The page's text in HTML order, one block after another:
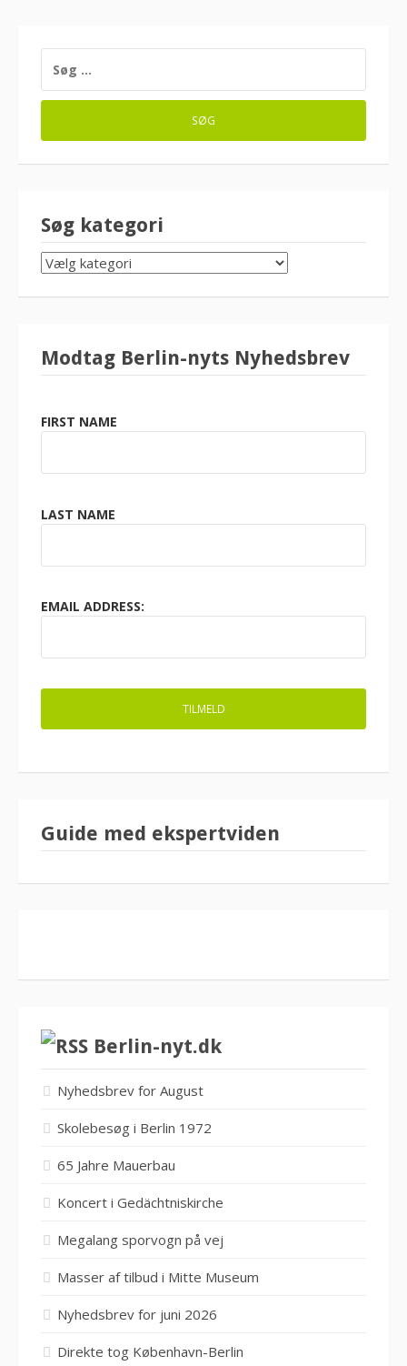
EFTER:
Søg kategori
SØG
KATEGORI
Modtag Berlin-nyts Nyhedsbrev
FIRST NAME
LAST NAME
EMAIL ADDRESS:
Guide med ekspertviden
Berlin-nyt.dk
Nyhedsbrev for August
Skolebesøg i Berlin 1972
65 Jahre Mauerbau
Koncert i Gedächtniskirche
Megalang sporvogn på vej
Masser af tilbud i Mitte Museum
Nyhedsbrev for juni 2026
Direkte tog København-Berlin